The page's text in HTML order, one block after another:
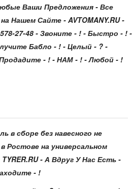
Ваши Предложения - Все
Нашем Сайте - AVTOMANY.RU -
27-48 - Звоните - ! - Быстро - ! -
Бабло - ! - Целый - ? -
- ! - НАМ - ! - Любой - !
в сборе без навесного не
Ростове на универсальном
- А Вдруг У Нас Есть -
- !